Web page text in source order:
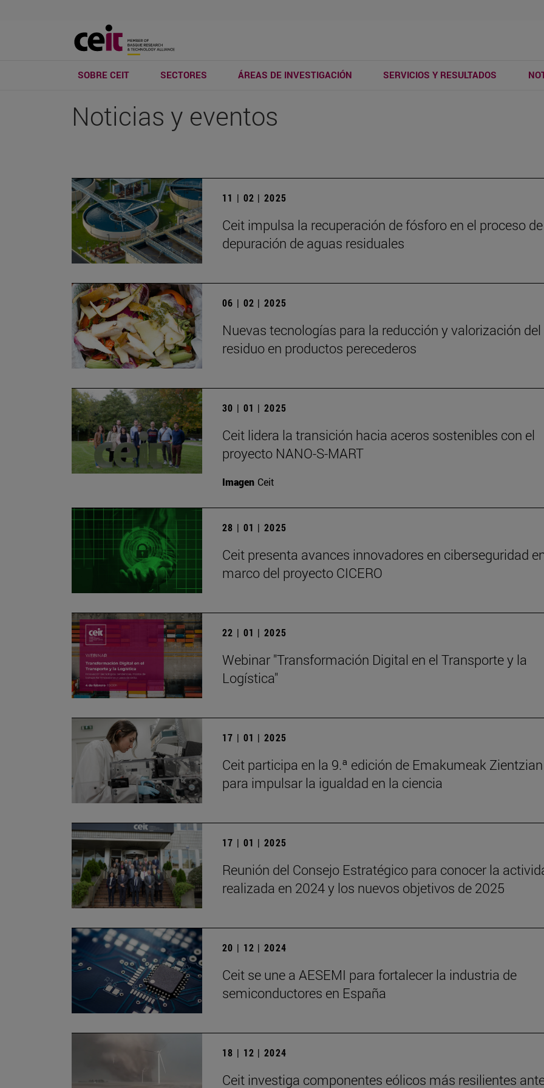
SOBRE CEIT SECTORES ÁREAS DE INVESTIGACIÓN SERVICIOS Y RESULTADOS
Noticias y eventos
11 | 02 | 2025
Ceit impulsa la recuperación de fósforo en el proceso de
depuración de aguas residuales
06 | 02 | 2025
Nuevas tecnologías para la reducción y valorización del
residuo en productos perecederos
30 | 01 | 2025
Ceit lidera la transición hacia aceros sostenibles con el
proyecto NANO-S-MART
Imagen Ceit
28 | 01 | 2025
Ceit presenta avances innovadores en ciberseguridad
marco del proyecto CICERO
22 | 01 | 2025
Webinar "Transformación Digital en el Transporte y la
Logística"
17 | 01 | 2025
Ceit participa en la 9.ª edición de Emakumeak Zientzian
para impulsar la igualdad en la ciencia
17 | 01 | 2025
Reunión del Consejo Estratégico para conocer la
realizada en 2024 y los nuevos objetivos de 2025
20 | 12 | 2024
Ceit se une a AESEMI para fortalecer la industria de
semiconductores en España
18 | 12 | 2024
Ceit investiga componentes eólicos más resilientes